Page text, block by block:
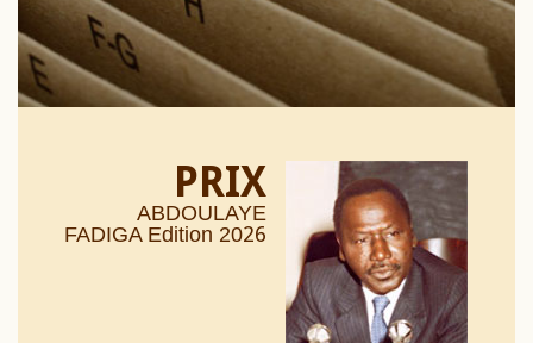
PRIX
ABDOULAYE
FADIGA Edition 2026